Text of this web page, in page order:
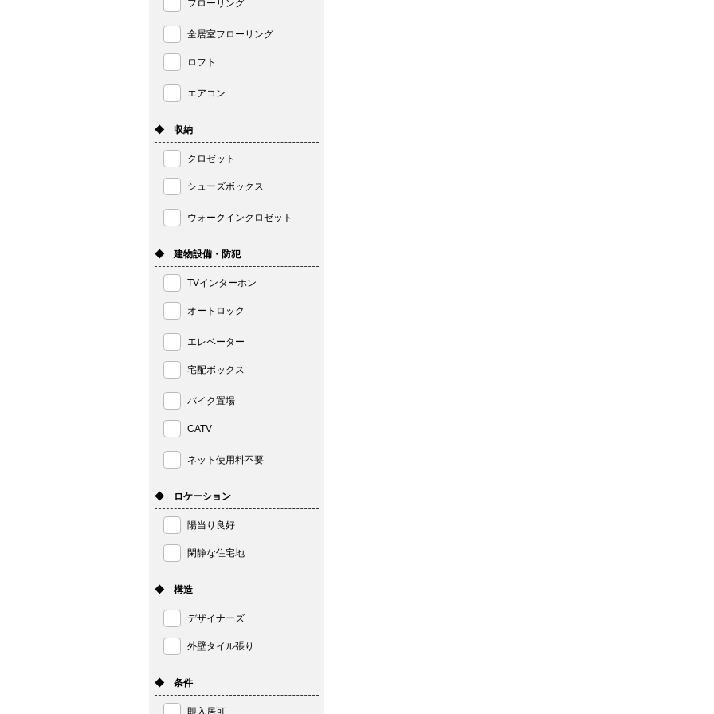
フローリング
全居室フローリング
ロフト
エアコン
◆ 収納
クロゼット
シューズボックス
ウォークインクロゼット
◆ 建物設備・防犯
TVインターホン
オートロック
エレベーター
宅配ボックス
バイク置場
CATV
ネット使用料不要
◆ ロケーション
陽当り良好
閑静な住宅地
◆ 構造
デザイナーズ
外壁タイル張り
◆ 条件
即入居可